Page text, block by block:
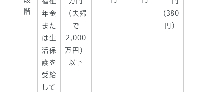
階
年金
また
は生
活保
護を
受給
して
（夫婦
で
2,000
万円）
以下
（380
円）